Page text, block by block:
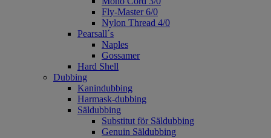
Fly-Master 6/0
Nylon Thread 4/0
Pearsall´s
Naples
Gossamer
Hard Shell
Dubbing
Kanindubbing
Harmask-dubbing
Säldubbing
Substitut för Säldubbing
Genuin Säldubbing